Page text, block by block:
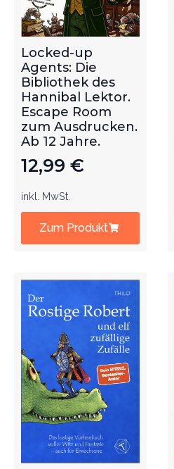
Locked-up
Agents: Die
Bibliothek des
Hannibal Lektor.
Escape Room
zum Ausdrucken.
Ab 12 Jahre.
12,99 €
inkl. MwSt.
Zum Produkt